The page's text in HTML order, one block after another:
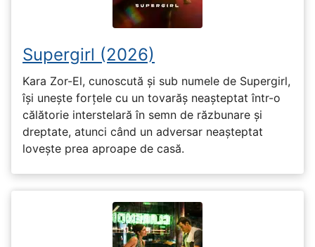
Supergirl (2026)
Kara Zor-El, cunoscută și sub numele de Supergirl,
își unește forțele cu un tovarăș neașteptat într-o
călătorie interstelară în semn de răzbunare și
dreptate, atunci când un adversar neașteptat
lovește prea aproape de casă.